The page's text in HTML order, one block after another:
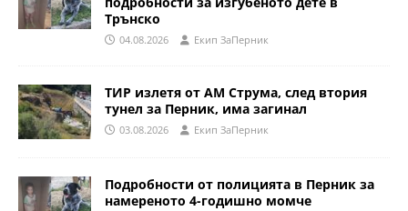
Трънско
04.08.2026 Eкип ЗаПерник
ТИР излетя от АМ Струма, след втория
тунел за Перник, има загинал
03.08.2026 Eкип ЗаПерник
Подробности от полицията в Перник за
намереното 4-годишно момче